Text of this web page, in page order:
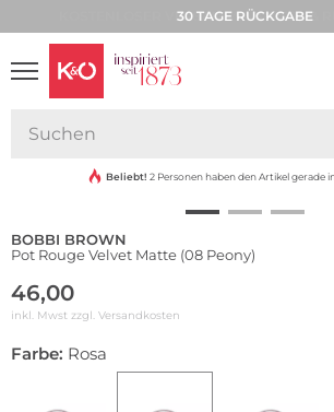
30 TAGE RÜCKGABE
VIBES
Beliebt! 2 Personen haben den Artikel gerade
BOBBI BROWN
Pot Rouge Velvet Matte (08 Peony)
46,00
inkl. Mwst zzgl. Versandkosten
Farbe: Rosa